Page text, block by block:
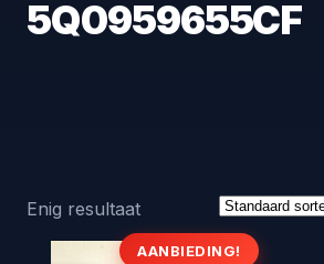
5Q0959655CF
Enig resultaat
AANBIEDING!